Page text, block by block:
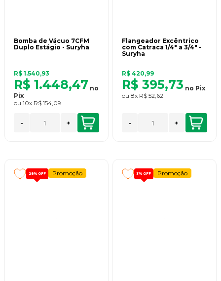
Bomba de Vácuo 7CFM
Duplo Estágio - Suryha
R$ 1.540,93
R$ 1.448,47 no
Pix
ou 10x R$ 154,09
- +
Flangeador Excêntrico
com Catraca 1/4" a 3/4" -
Suryha
R$ 420,99
R$ 395,73 no Pix
ou 8x R$ 52,62
- +
28% OFF Promoção 3% OFF Promoção